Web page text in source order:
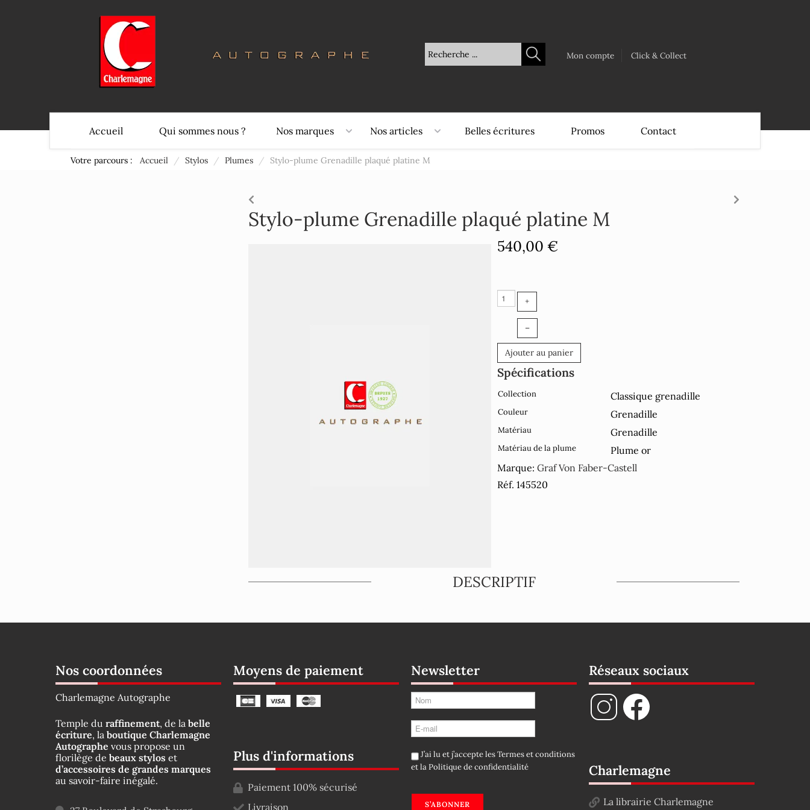
Mon compte Click & Collect
Accueil Qui sommes nous ? Nos marques Nos articles Belles écritures Promos Contact
Votre parcours : Accueil / Stylos / Plumes / Stylo-plume Grenadille plaqué platine M
Stylo-plume Grenadille plaqué platine M
540,00 €
+
–
Ajouter au panier
Spécifications
Collection Classique grenadille
Couleur Grenadille
Matériau Grenadille
Matériau de la plume
Plume or
Marque: Graf Von Faber-Castell
Réf. 145520
DESCRIPTIF
Nos coordonnées
Charlemagne Autographe
Temple du raffinement, de la belle
écriture, la boutique Charlemagne
Autographe vous propose un
florilège de beaux stylos et
d’accessoires de grandes marques
au savoir-faire inégalé.
Moyens de paiement
Plus d'informations
Paiement 100% sécurisé
Livraison
Newsletter
J’ai lu et j’accepte lesTermes et conditions
et laPolitique de confidentialité
S’ABONNER
Réseaux sociaux
Charlemagne
La librairie Charlemagne